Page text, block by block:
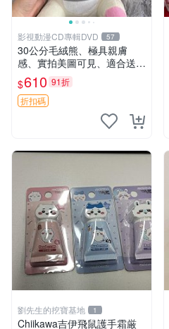
影視動漫CD專輯DVD 57
30公分毛絨熊、極具親膚
感、實拍美圖可見、適合送禮
收藏 毛絨熊 送禮 熊抱
$610 91折
折扣碼
劉先生的挖寶基地 1
Chiikawa吉伊飛鼠護手霜厳